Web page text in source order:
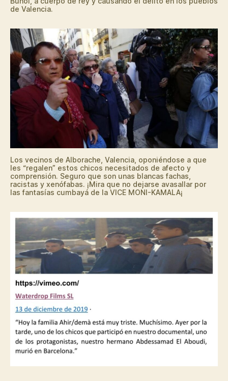
de Valencia.
Los vecinos de Alborache, Valencia, oponiéndose a que
les “regalen” estos chicos necesitados de afecto y
comprensión. Seguro que son unas blancas fachas,
racistas y xenófabas. ¡Mira que no dejarse avasallar por
las fantasías cumbayá de la VICE MONI-KAMALA¡